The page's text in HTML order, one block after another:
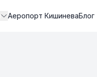
Аеропорт КишиневаБлог